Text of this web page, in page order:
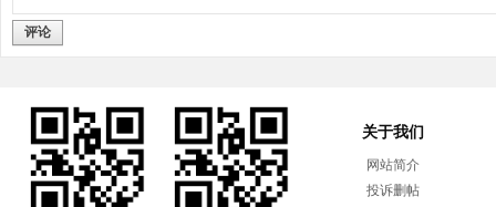
评论
关于我们
网站简介
投诉删帖